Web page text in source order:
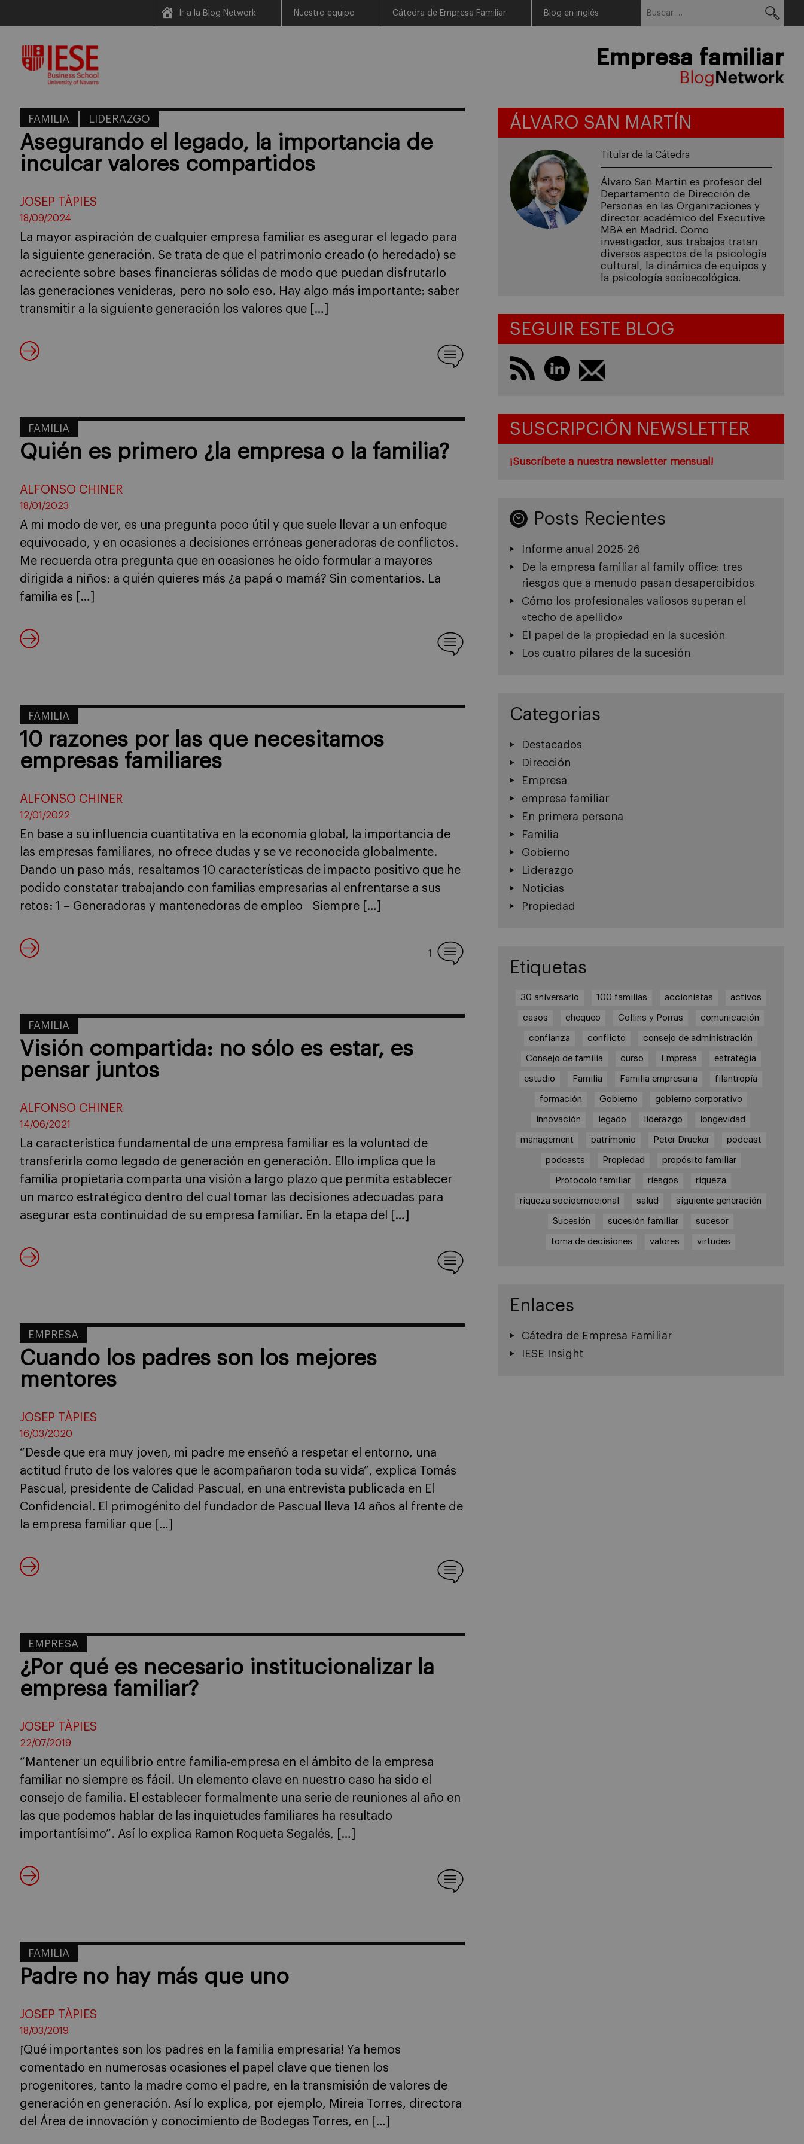
content
Ir a la Blog Network Nuestro equipo Cátedra de Empresa Familiar Blog en inglés
Empresa familiar
FAMILIA LIDERAZGO
Asegurando el legado, la importancia de
inculcar valores compartidos
JOSEP TÀPIES
18/09/2024
La mayor aspiración de cualquier empresa familiar es asegurar el legado para
la siguiente generación. Se trata de que el patrimonio creado (o heredado) se
acreciente sobre bases financieras sólidas de modo que puedan disfrutarlo
las generaciones venideras, pero no solo eso. Hay algo más importante: saber
transmitir a la siguiente generación los valores que […]
FAMILIA
Quién es primero ¿la empresa o la familia?
ALFONSO CHINER
18/01/2023
A mi modo de ver, es una pregunta poco útil y que suele llevar a un enfoque
equivocado, y en ocasiones a decisiones erróneas generadoras de conflictos.
Me recuerda otra pregunta que en ocasiones he oído formular a mayores
dirigida a niños: a quién quieres más ¿a papá o mamá? Sin comentarios. La
familia es […]
FAMILIA
10 razones por las que necesitamos
empresas familiares
ALFONSO CHINER
12/01/2022
En base a su influencia cuantitativa en la economía global, la importancia de
las empresas familiares, no ofrece dudas y se ve reconocida globalmente.
Dando un paso más, resaltamos 10 características de impacto positivo que he
podido constatar trabajando con familias empresarias al enfrentarse a sus
retos: 1 – Generadoras y mantenedoras de empleo Siempre […]
1
FAMILIA
Visión compartida: no sólo es estar, es
pensar juntos
ALFONSO CHINER
14/06/2021
La característica fundamental de una empresa familiar es la voluntad de
transferirla como legado de generación en generación. Ello implica que la
familia propietaria comparta una visión a largo plazo que permita establecer
un marco estratégico dentro del cual tomar las decisiones adecuadas para
asegurar esta continuidad de su empresa familiar. En la etapa del […]
EMPRESA
Cuando los padres son los mejores
mentores
JOSEP TÀPIES
16/03/2020
“Desde que era muy joven, mi padre me enseñó a respetar el entorno, una
actitud fruto de los valores que le acompañaron toda su vida”, explica Tomás
Pascual, presidente de Calidad Pascual, en una entrevista publicada en El
Confidencial. El primogénito del fundador de Pascual lleva 14 años al frente de
la empresa familiar que […]
EMPRESA
¿Por qué es necesario institucionalizar la
empresa familiar?
JOSEP TÀPIES
22/07/2019
“Mantener un equilibrio entre familia-empresa en el ámbito de la empresa
familiar no siempre es fácil. Un elemento clave en nuestro caso ha sido el
consejo de familia. El establecer formalmente una serie de reuniones al año en
las que podemos hablar de las inquietudes familiares ha resultado
importantísimo”. Así lo explica Ramon Roqueta Segalés, […]
FAMILIA
Padre no hay más que uno
JOSEP TÀPIES
18/03/2019
¡Qué importantes son los padres en la familia empresaria! Ya hemos
comentado en numerosas ocasiones el papel clave que tienen los
progenitores, tanto la madre como el padre, en la transmisión de valores de
generación en generación. Así lo explica, por ejemplo, Mireia Torres, directora
del Área de innovación y conocimiento de Bodegas Torres, en […]
ÁLVARO SAN MARTÍN
Titular de la Cátedra
Álvaro San Martín es profesor del
Departamento de Dirección de
Personas en las Organizaciones y
director académico del Executive
MBA en Madrid. Como
investigador, sus trabajos tratan
diversos aspectos de la psicología
cultural, la dinámica de equipos y
la psicología socioecológica.
SEGUIR ESTE BLOG
SUSCRIPCIÓN NEWSLETTER
¡Suscríbete a nuestra newsletter mensual!
Posts Recientes
Informe anual 2025-26
De la empresa familiar al family office: tres
riesgos que a menudo pasan desapercibidos
Cómo los profesionales valiosos superan el
«techo de apellido»
El papel de la propiedad en la sucesión
Los cuatro pilares de la sucesión
Categorias
Destacados
Dirección
Empresa
empresa familiar
En primera persona
Familia
Gobierno
Liderazgo
Noticias
Propiedad
Etiquetas
30 aniversario 100 familias accionistas activos
casos chequeo Collins y Porras comunicación
confianza conflicto consejo de administración
Consejo de familia curso Empresa estrategia
estudio Familia Familia empresaria filantropía
formación Gobierno gobierno corporativo
innovación legado liderazgo longevidad
management patrimonio Peter Drucker podcast
podcasts Propiedad propósito familiar
Protocolo familiar riesgos riqueza
riqueza socioemocional salud siguiente generación
Sucesión sucesión familiar sucesor
toma de decisiones valores virtudes
Enlaces
Cátedra de Empresa Familiar
IESE Insight